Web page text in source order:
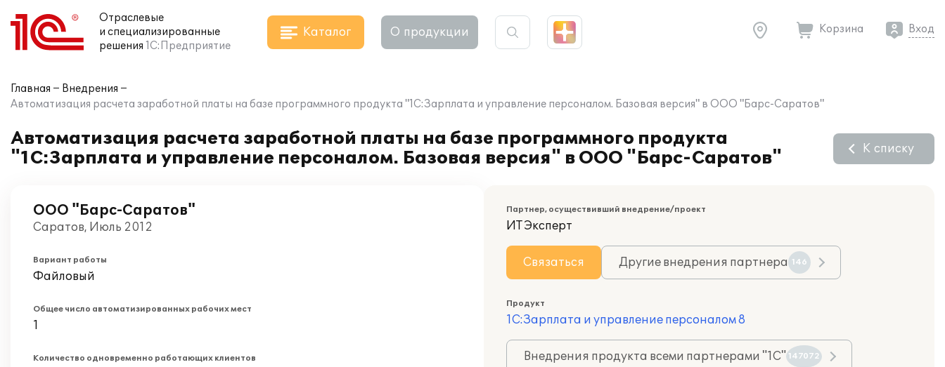
Отраслевые
и специализированные
решения 1С:Предприятие
Каталог О продукции Корзина Вход
Главная
Внедрения
Автоматизация расчета заработной платы на базе программного продукта "1С:Зарплата и управление персоналом. Базовая версия" в ООО "Барс-Саратов"
Автоматизация расчета заработной платы на базе программного продукта
"1С:Зарплата и управление персоналом. Базовая версия" в ООО "Барс-Саратов"
К списку
ООО "Барс-Саратов"
Саратов, Июль 2012
Вариант работы
Файловый
Общее число автоматизированных рабочих мест
1
Количество одновременно работающих клиентов
Партнер, осуществивший внедрение/проект
ИТ Эксперт
Связаться Другие внедрения партнера 146
Продукт
1С:Зарплата и управление персоналом 8
Внедрения продукта всеми партнерами "1С" 147072